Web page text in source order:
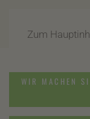
Zum
WIR MACHEN